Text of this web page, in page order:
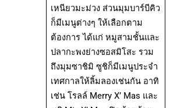
เหนียวมะม่วง ส่วนมุมบาร์บีคิว
ก็มีเมนูต่างๆ ให้เลือกตาม
ต้องการ ได้แก่ หมูสามชั้นและ
ปลากะพงย่างซอสมิโสะ รวม
ถึงมุมซาชิมิ ซูชิก็มีเมนูประจำ
เทศกาลให้ลิ้มลองเช่นกัน อาทิ
เช่น โรลล์ Merry X’ Mas และ